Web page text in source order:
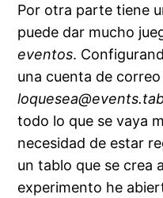
Por otra parte tiene
puede dar mucho
eventos.
una cuenta de
todo lo que se vaya
necesidad de estar
un tablo que se crea
experimento he